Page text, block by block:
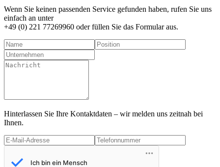
Wenn Sie keinen passenden Service gefunden haben, rufen Sie uns
einfach an unter
+49 (0) 221 77269960 oder füllen Sie das Formular aus.
Hinterlassen Sie Ihre Kontaktdaten – wir melden uns zeitnah bei
Ihnen.